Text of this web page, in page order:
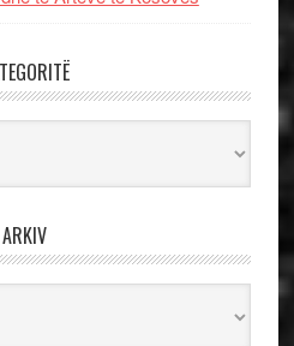
ARKIV